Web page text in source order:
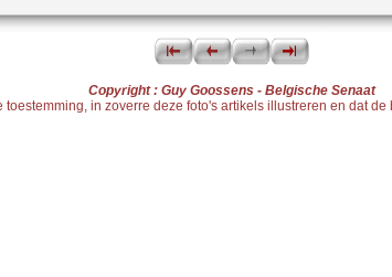
Copyright : Guy Goossens - Belgische Senaat
in zoverre deze foto's artikels illustreren en dat